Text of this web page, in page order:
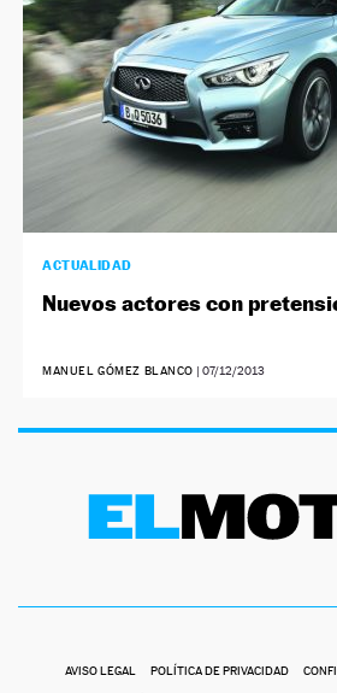
ACTUALIDAD
Nuevos actores con
MANUEL GÓMEZ BLANCO |07/12/2013
AVISO LEGAL POLÍTICA DE PRIVACIDAD